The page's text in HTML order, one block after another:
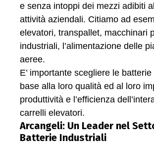
e senza intoppi dei mezzi adibiti
attività aziendali. Citiamo ad
elevatori, transpallet, macchinari
industriali, l’alimentazione delle
aeree.
E’ importante scegliere le
base alla loro qualità ed al loro
produttività e l’efficienza
carrelli elevatori.
Arcangeli: Un Leader nel
Batterie Industriali